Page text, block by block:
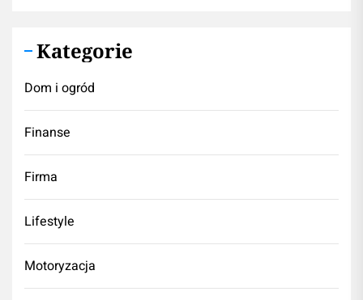
Kategorie
Dom i ogród
Finanse
Firma
Lifestyle
Motoryzacja